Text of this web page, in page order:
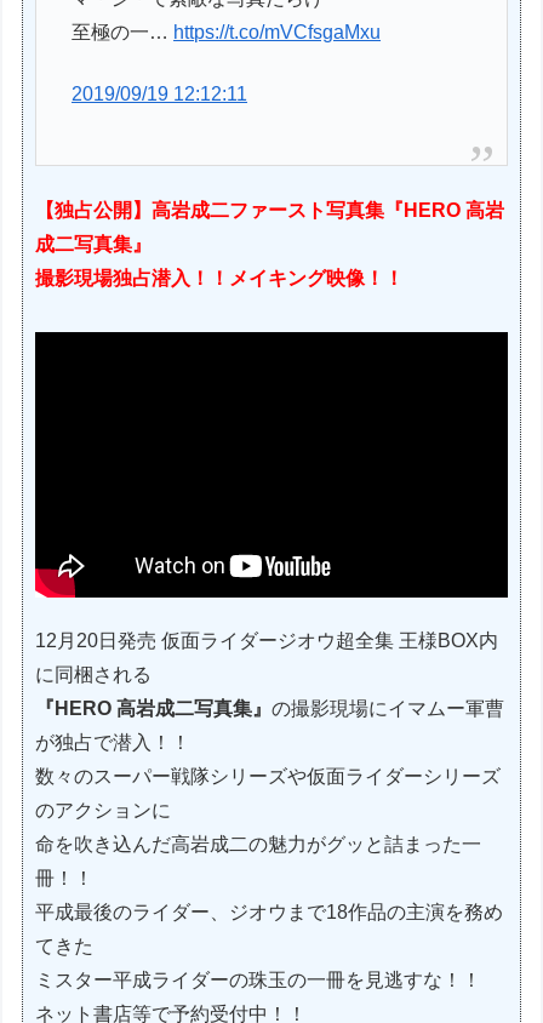
至極の一… https://t.co/mVCfsgaMxu
2019/09/19 12:12:11
【独占公開】高岩成二ファースト写真集『HERO 高岩
成二写真集』
撮影現場独占潜入！！メイキング映像！！
12月20日発売 仮面ライダージオウ超全集 王様BOX内
に同梱される
『HERO 高岩成二写真集』の撮影現場にイマムー軍曹
が独占で潜入！！
数々のスーパー戦隊シリーズや仮面ライダーシリーズ
のアクションに
命を吹き込んだ高岩成二の魅力がグッと詰まった一
冊！！
平成最後のライダー、ジオウまで18作品の主演を務め
てきた
ミスター平成ライダーの珠玉の一冊を見逃すな！！
ネット書店等で予約受付中！！